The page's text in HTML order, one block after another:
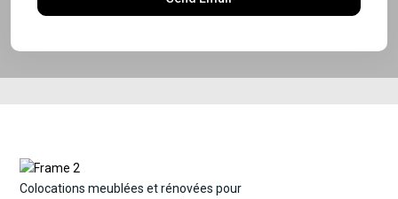
Colocations meublées et rénovées pour